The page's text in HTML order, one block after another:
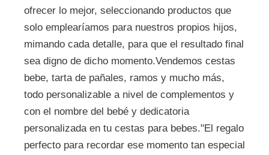
ofrecer lo mejor, seleccionando productos que
solo emplearíamos para nuestros propios hijos,
mimando cada detalle, para que el resultado final
sea digno de dicho momento.Vendemos cestas
bebe, tarta de pañales, ramos y mucho más,
todo personalizable a nivel de complementos y
con el nombre del bebé y dedicatoria
personalizada en tu cestas para bebes."El regalo
perfecto para recordar ese momento tan especial